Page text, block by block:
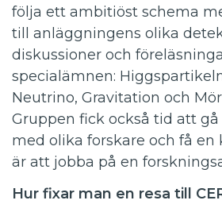
följa ett ambitiöst schema
till anläggningens olika
diskussioner och
specialämnen:
Neutrino, Gravitation och
Gruppen fick också tid att
med olika forskare och få en
är att jobba på en
Hur fixar man en resa till